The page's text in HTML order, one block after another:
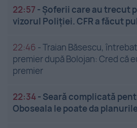
22:57 - Șoferii care au trecut
vizorul Poliției. CFR a făcut
22:46 -Traian Băsescu,
premier după Bolojan: Cred că
premier
22:34- Seară complicată
Oboseala le poate da